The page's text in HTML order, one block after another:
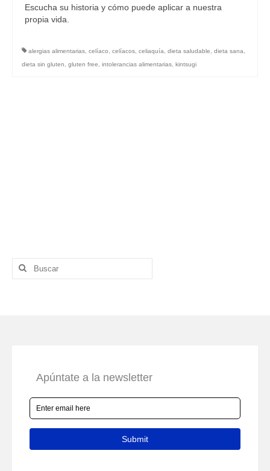
Escucha su historia y cómo puede aplicar a nuestra
propia vida.
alergias alimentarias, celíaco, celíacos, celiaquía, dieta saludable, dieta sana,
dieta sin gluten, gluten free, intolerancias alimentarias, kintsugi
Buscar